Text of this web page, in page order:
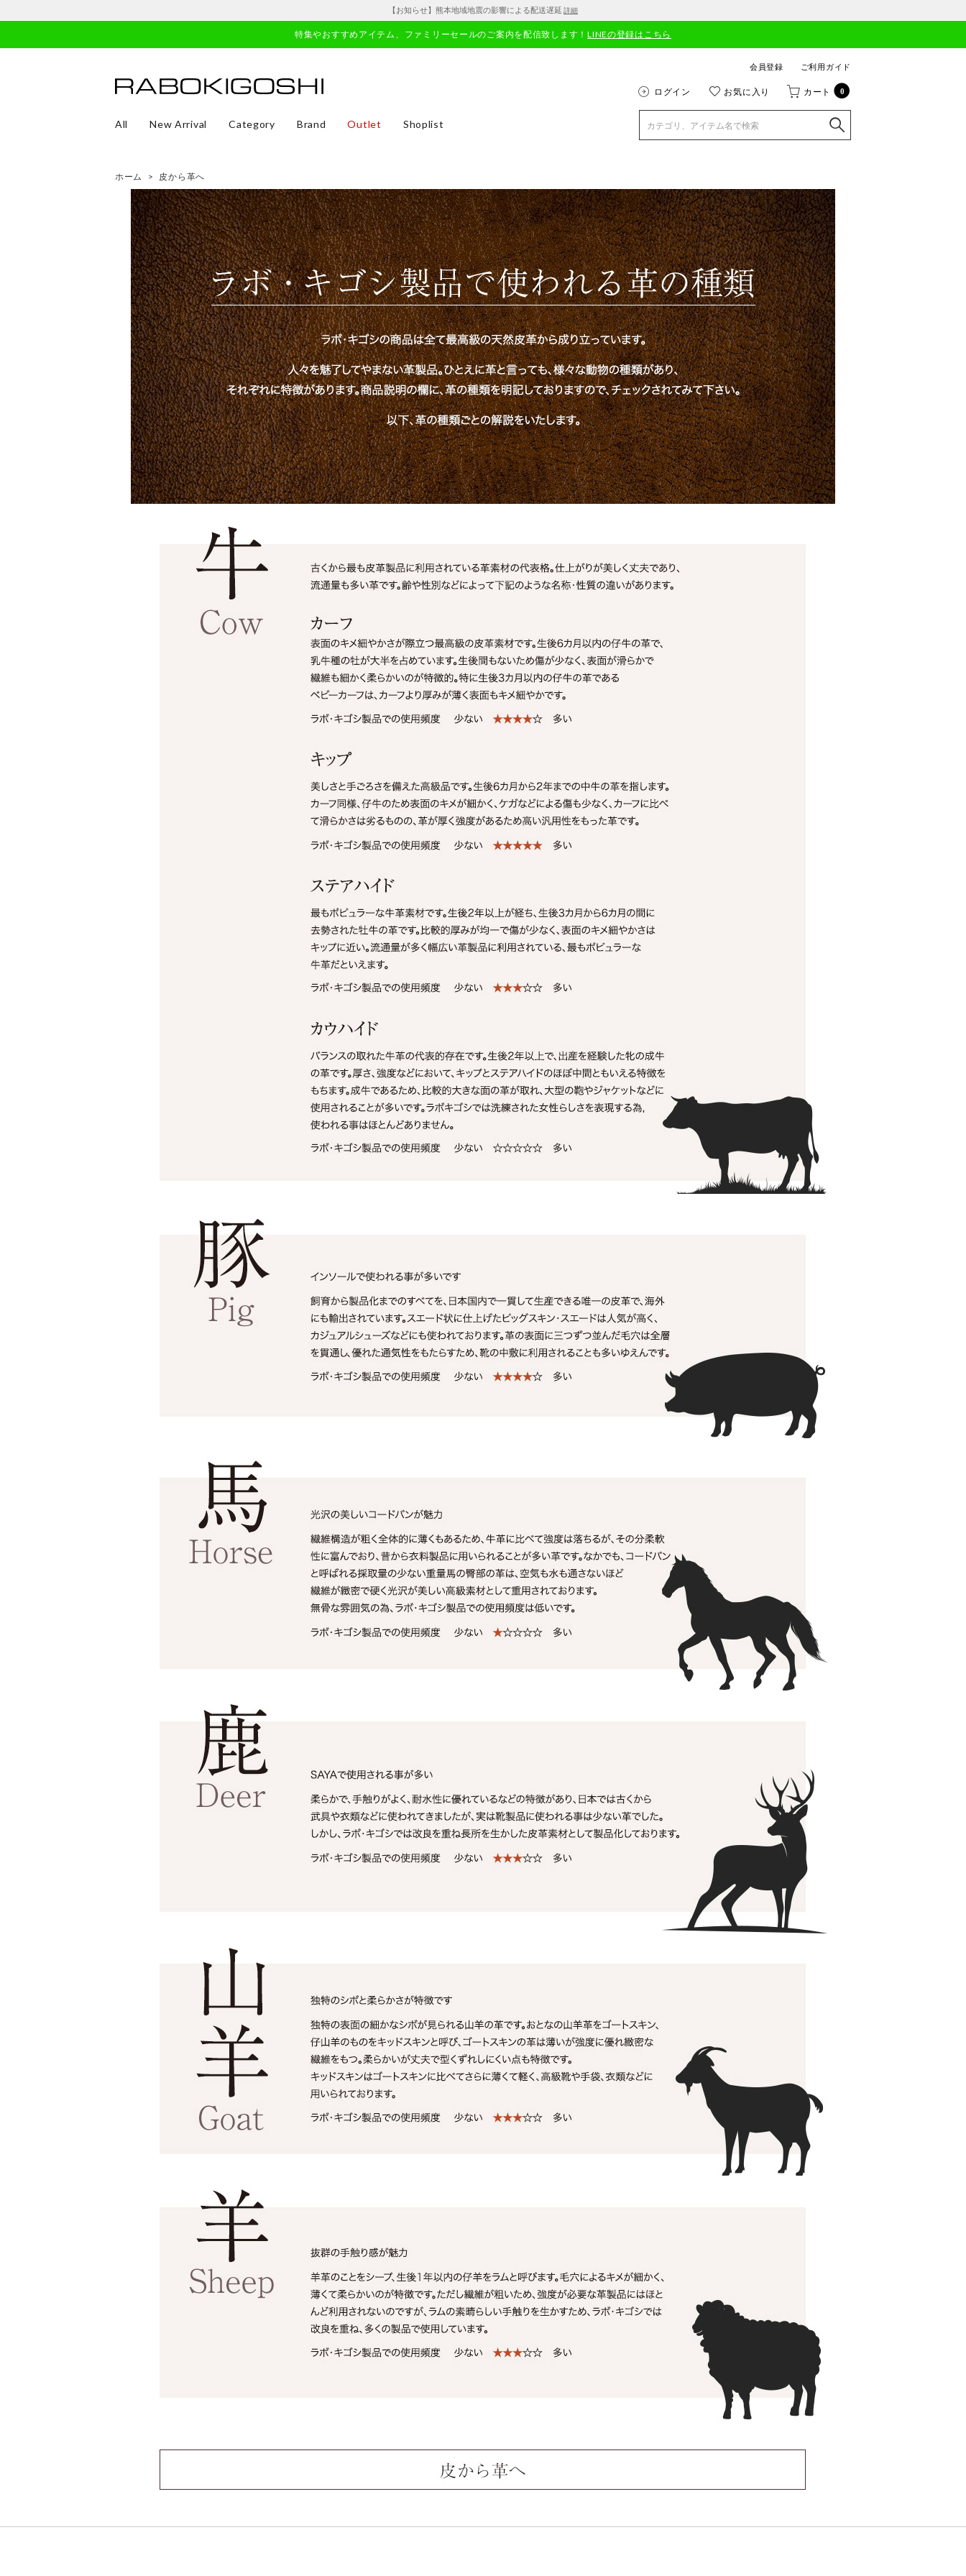
【お知らせ】熊本地域地震の影響による配送遅延 詳細
特集やおすすめアイテム、ファミリーセールのご案内を配信致します！LINEの登録はこちら
会員登録 ご利用ガイド
ログイン お気に入り カート 0
All New Arrival Category Brand Outlet Shoplist
ホーム > 皮から革へ